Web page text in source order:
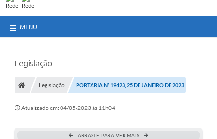
MENU
Legislação
Legislação PORTARIA Nº 19423, 25 DE JANEIRO DE 2023
Atualizado em: 04/05/2023 às 11h04
ARRASTE PARA VER MAIS